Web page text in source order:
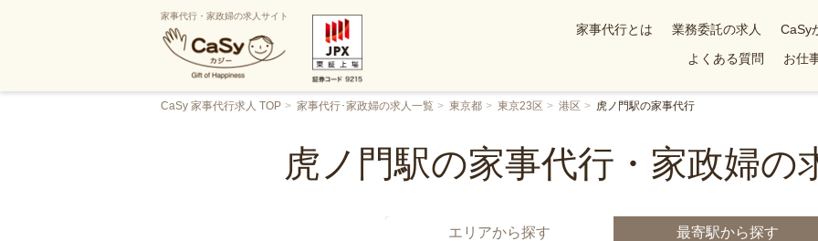
家事代行・家政婦の求人サイト
家事代行とは 業務委託の求人 CaSy
よくある質問
お仕
CaSy 家事代行求人 TOP 家事代行･家政婦の求人一覧 東京都 東京23区 港区 虎ノ門駅の家事代行
虎ノ門駅の家事代行・家政婦の
エリアから探す 最寄駅から探す